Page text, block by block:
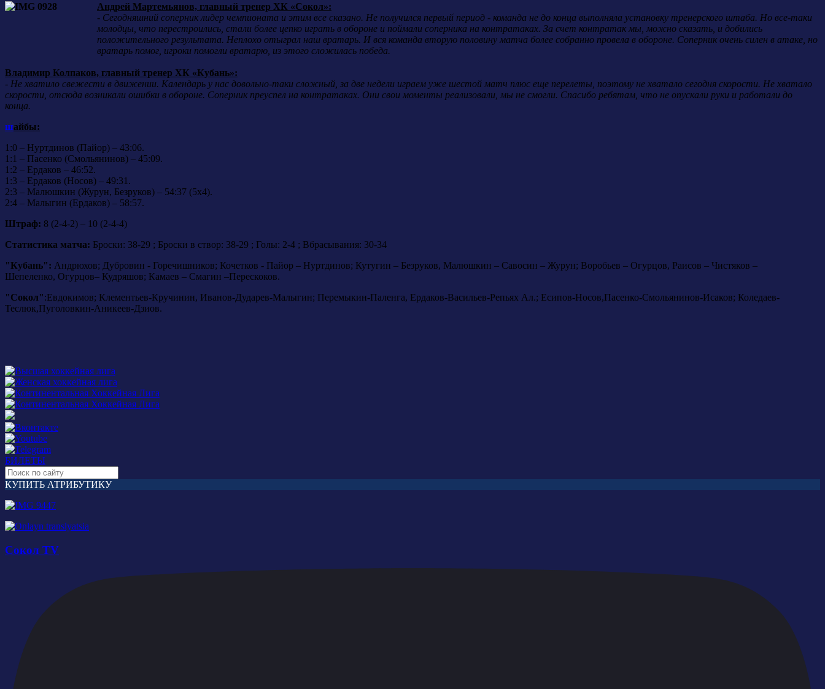
Андрей Мартемьянов, главный тренер ХК «Сокол»:
- Сегодняшний соперник лидер чемпионата и этим все сказано. Не получился первый период - команда не до конца выполняла установку тренерского штаба. Но все-таки
молодцы, что перестроились, стали более цепко играть в обороне и поймали соперника на контратаках. За счет контратак мы, можно сказать, и добились
положительного результата. Неплохо отыграл наш вратарь. И вся команда вторую половину матча более собранно провела в обороне. Соперник очень силен в атаке, но
вратарь помог, игроки помогли вратарю, из этого сложилась победа.
Владимир Колпаков, главный тренер ХК «Кубань»:
- Не хватило свежести в движении. Календарь у нас довольно-таки сложный, за две недели играем уже шестой матч плюс еще перелеты, поэтому не хватало сегодня скорости. Не хватало
скорости, отсюда возникали ошибки в обороне. Соперник преуспел на контратаках. Они свои моменты реализовали, мы не смогли. Спасибо ребятам, что не опускали руки и работали до
конца.
шайбы:
1:0 – Нуртдинов (Пайор) – 43:06.
1:1 – Пасенко (Смольянинов) – 45:09.
1:2 – Ердаков – 46:52.
1:3 – Ердаков (Носов) – 49:31.
2:3 – Малюшкин (Журун, Безруков) – 54:37 (5x4).
2:4 – Малыгин (Ердаков) – 58:57.
Штраф: 8 (2-4-2) – 10 (2-4-4)
Статистика матча: Броски: 38-29 ; Броски в створ: 38-29 ; Голы: 2-4 ; Вбрасывания: 30-34
"Кубань": Андрюхов; Дубровин - Горечишников; Кочетков - Пайор – Нуртдинов; Кутугин – Безруков, Малюшкин – Савосин – Журун; Воробьев – Огурцов, Раисов – Чистяков –
Шепеленко, Огурцов– Кудряшов; Камаев – Смагин –Перескоков.
"Сокол":Евдокимов; Клементьев-Кручинин, Иванов-Дударев-Малыгин; Перемыкин-Паленга, Ердаков-Васильев-Репьях Ал.; Есипов-Носов,Пасенко-Смольянинов-Исаков; Коледаев-
Теслюк,Пуголовкин-Аникеев-Дзиов.
БИЛЕТЫ
КУПИТЬ АТРИБУТИКУ
Сокол TV